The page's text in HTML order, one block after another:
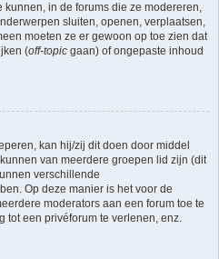
in de forums die ze modereren,
sluiten, openen, verplaatsen,
moeten ze er gewoon op toe zien dat
(off-topic gaan) of ongepaste inhoud
kan hij/zij dit doen door middel
van meerdere groepen lid zijn (dit
verschillende
Op deze manier is het voor de
moderators aan een forum toe te
tot een privéforum te verlenen, enz.